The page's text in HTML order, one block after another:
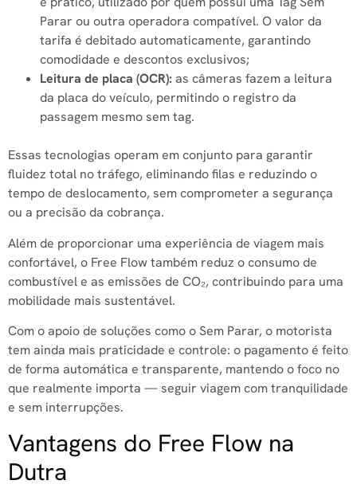
Parar ou outra operadora compatível. O valor da
tarifa é debitado automaticamente, garantindo
comodidade e descontos exclusivos;
Leitura de placa (OCR): as câmeras fazem a leitura
da placa do veículo, permitindo o registro da
passagem mesmo sem tag.
Essas tecnologias operam em conjunto para garantir
fluidez total no tráfego, eliminando filas e reduzindo o
tempo de deslocamento, sem comprometer a segurança
ou a precisão da cobrança.
Além de proporcionar uma experiência de viagem mais
confortável, o Free Flow também reduz o consumo de
combustível e as emissões de CO₂, contribuindo para uma
mobilidade mais sustentável.
Com o apoio de soluções como o Sem Parar, o motorista
tem ainda mais praticidade e controle: o pagamento é feito
de forma automática e transparente, mantendo o foco no
que realmente importa — seguir viagem com tranquilidade
e sem interrupções.
Vantagens do Free Flow na
Dutra